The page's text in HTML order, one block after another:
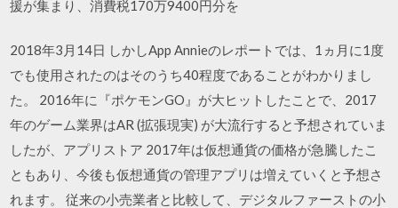
援が集まり、消費税170万9400円分を
2018年3月14日 しかしApp Annieのレポートでは、1ヵ月に1度
でも使用されたのはそのうち40程度であることがわかりまし
た。 2016年に『ポケモンGO』が大ヒットしたことで、2017
年のゲーム業界はAR (拡張現実) が大流行すると予想されていま
したが、アプリストア 2017年は仮想通貨の価格が急騰したこ
ともあり、今後も仮想通貨の管理アプリは増えていくと予想さ
れます。 従来の小売業者と比較して、デジタルファーストの小